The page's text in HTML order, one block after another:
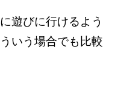
遊びに行けるよう
いう場合でも比較